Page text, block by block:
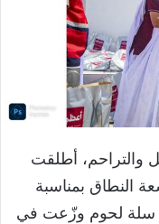
والتراحم، أطلقت
النطاق بمناسبة
عيد الأضحى المبارك، شملت 2000 سلة لحوم وزّعت في